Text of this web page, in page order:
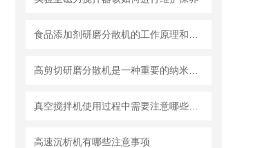
高速沉析机有哪些注意事项